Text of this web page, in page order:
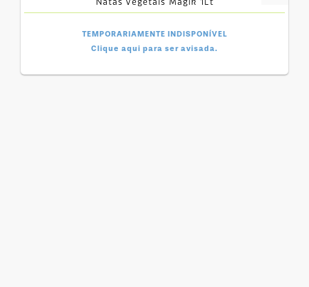
Natas Vegetais Magik 1Lt
TEMPORARIAMENTE INDISPONÍVEL
Clique aqui para ser avisada.